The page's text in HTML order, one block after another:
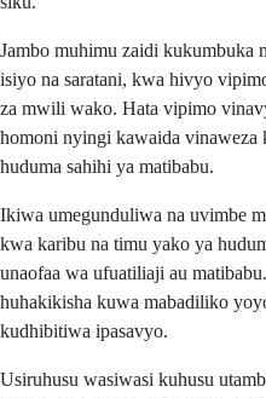
Jambo muhimu zaidi kukumbuka
isiyo na saratani, kwa hivyo
za mwili wako. Hata vipimo
homoni nyingi kawaida
huduma sahihi ya matibabu.
Ikiwa umegunduliwa na uvimbe
kwa karibu na timu yako ya
unaofaa wa ufuatiliaji au
huhakikisha kuwa mabadiliko
kudhibitiwa ipasavyo.
Usiruhusu wasiwasi kuhusu